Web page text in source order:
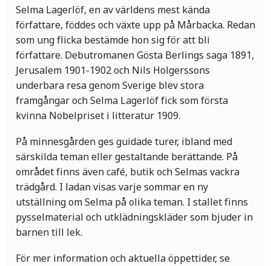
Selma Lagerlöf, en av världens mest kända
författare, föddes och växte upp på Mårbacka. Redan
som ung flicka bestämde hon sig för att bli
författare. Debutromanen Gösta Berlings saga 1891,
Jerusalem 1901-1902 och Nils Holgerssons
underbara resa genom Sverige blev stora
framgångar och Selma Lagerlöf fick som första
kvinna Nobelpriset i litteratur 1909.
På minnesgården ges guidade turer, ibland med
särskilda teman eller gestaltande berättande. På
området finns även café, butik och Selmas vackra
trädgård. I ladan visas varje sommar en ny
utställning om Selma på olika teman. I stallet finns
pysselmaterial och utklädningskläder som bjuder in
barnen till lek.
För mer information och aktuella öppettider, se